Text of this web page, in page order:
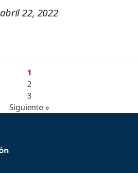
abril 22, 2022
1
2
3
Siguiente »